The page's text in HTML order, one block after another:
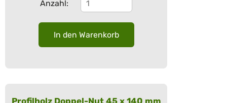
Anzahl:
Profilholz Doppel-Nut 45 x 140 mm